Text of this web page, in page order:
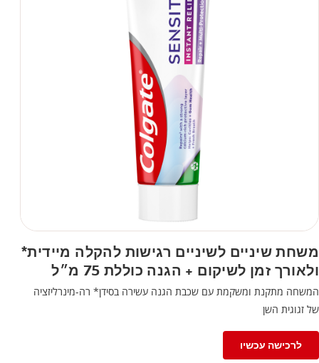
משחת שיניים לשיניים רגישות להקלה מיידית*
ולאורך זמן לשיקום + הגנה כוללת 75 מ״ל
המשחה מתקנת ומשקמת עם שכבת הגנה עשירה בסידן* רה-מינרליזציה
של זגוגית השן
לרכישה עכשיו